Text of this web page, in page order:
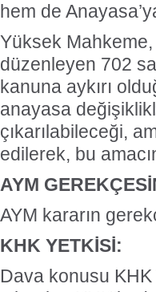
hem de
Yüksek
düzenleyen 702
kanuna aykırı
anayasa
çıkarılabileceği,
edilerek, bu amacın
AYM
AYM kararın
KHK YETKİSİ:
Dava konusu KHK